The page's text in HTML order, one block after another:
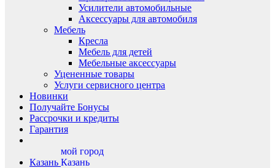
Усилители автомобильные
Аксессуары для автомобиля
Мебель
Кресла
Мебель для детей
Мебельные аксессуары
Уцененные товары
Услуги сервисного центра
Новинки
Получайте Бонусы
Рассрочки и кредиты
Гарантия
Казань
мой город
Казань